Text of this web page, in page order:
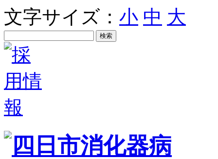
文字サイズ： 小 中 大